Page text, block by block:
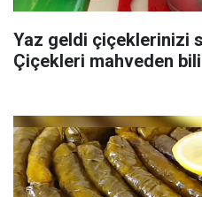
Yaz geldi çiçeklerinizi
Çiçekleri mahveden